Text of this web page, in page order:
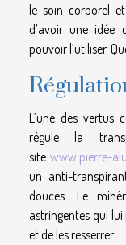
le soin corporel
d’avoir une idée
pouvoir l’utiliser.
L’une des vertus
régule la
site www.pierre-
un anti-
douces. Le
astringentes qui
et de les resserrer.